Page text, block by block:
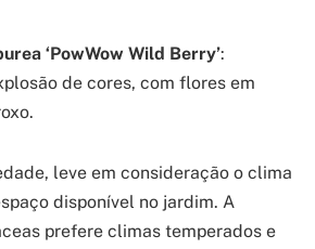
‘PowWow Wild Berry’:
de cores, com flores em
leve em consideração o clima
disponível no jardim. A
prefere climas temperados e